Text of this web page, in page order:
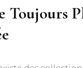
Toujours